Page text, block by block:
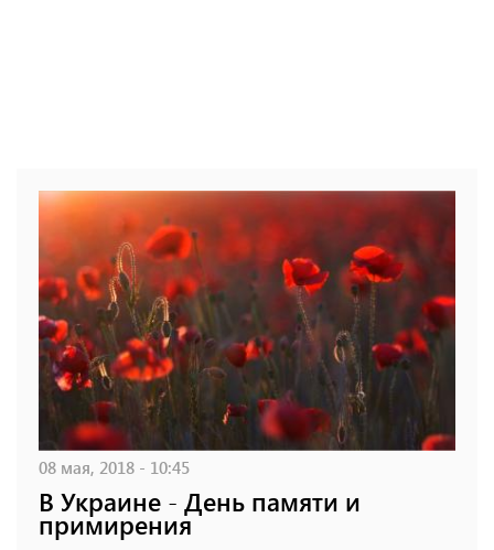
08 мая, 2018 - 10:45
В Украине - День памяти и
примирения